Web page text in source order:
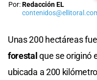
Por:Redacción EL
Unas 200 hectáreas
forestal que se originó
ubicada a 200